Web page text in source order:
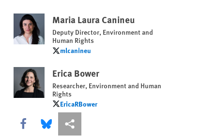
Maria Laura Canineu
Deputy Director, Environment and
Human Rights
mlcanineu
mlcanineu
Erica Bower
Researcher, Environment and Human
Rights
EricaRBower
EricaRBower
Share this via Facebook
Share this via Bluesky
Share this via Compartir